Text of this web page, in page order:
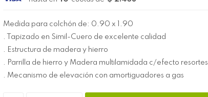
Medida para colchón de: 0.90 x 1.90
. Tapizado en Simil-Cuero de excelente calidad
. Estructura de madera y hierro
. Parrilla de hierro y Madera multilamidada c/efecto resortes
. Mecanismo de elevación con amortiguadores a gas